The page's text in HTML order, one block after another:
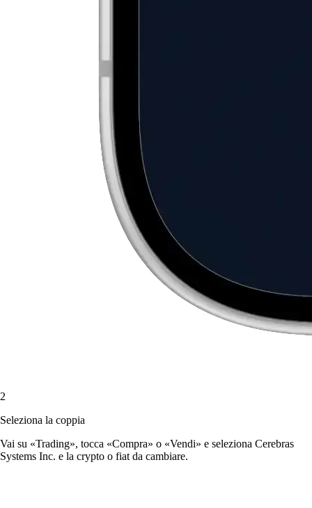
2
Seleziona la coppia
Vai su «Trading», tocca «Compra» o «Vendi» e seleziona Cerebras
Systems Inc. e la crypto o fiat da cambiare.